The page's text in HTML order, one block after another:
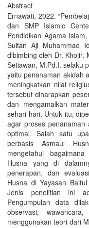
Abstract
Ernawati, 2022.
dan SMP Islamic
Pendidikan Agama
Sultan Aji Muhammad
dibimbing oleh Dr. Khojir,
Setiawan, M.Pd.I. selaku
yaitu penanaman akidah
meningkatkan nilai
tersebut diharapkan
dan mengamalkan
sehari-hari. Untuk itu,
agar proses penanaman
optimal. Salah satu
berbasis Asmaul
mengetahui
Husna yang di
penerapan, dan
Husna di Yayasan
Jenis penelitian ini
Pengumpulan data
observasi,
menggunakan teori dari